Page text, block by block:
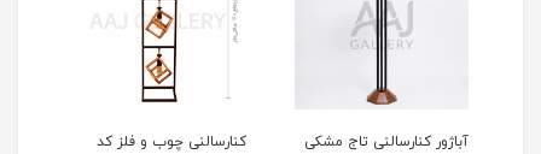
آباژور کنارسالنی تاج مشکی
کنارسالنی چوب و فلز کد